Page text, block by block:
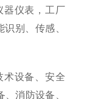
器仪表，工厂
别、传感、
术设备、安全
消防设备、